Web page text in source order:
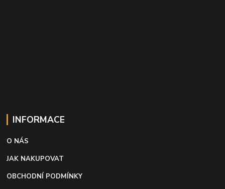
INFORMACE
O NÁS
JAK NAKUPOVAT
OBCHODNÍ PODMÍNKY